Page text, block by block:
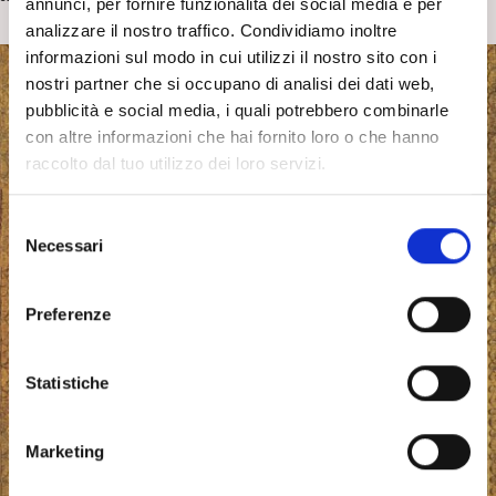
analizzare il nostro traffico. Condividiamo inoltre
informazioni sul modo in cui utilizzi il nostro sito con i
nostri partner che si occupano di analisi dei dati web,
pubblicità e social media, i quali potrebbero combinarle
con altre informazioni che hai fornito loro o che hanno
raccolto dal tuo utilizzo dei loro servizi.
S
e
l
e
z
i
o
n
e
d
e
Necessari
Preferenze
Statistiche
Marketing